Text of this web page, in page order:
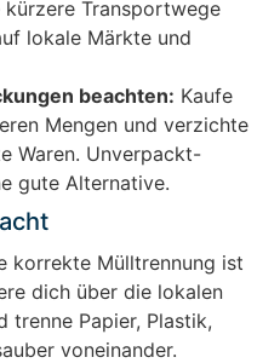
Transportwege
lokale Märkte und
beachten: Kaufe
Mengen und verzichte
Waren. Unverpackt-
gute Alternative.
korrekte Mülltrennung ist
dich über die lokalen
trenne Papier, Plastik,
voneinander.